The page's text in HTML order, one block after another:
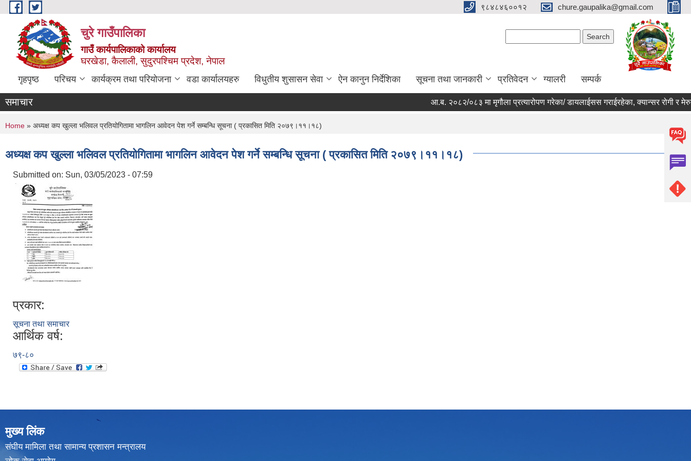
Skip to main content ९८४८४६००१२ chure.gaupalika@gmail.com
चुरे गाउँपालिका
गाउँ कार्यपालिकाको कार्यालय
घरखेडा, कैलाली, सुदुरपश्चिम प्रदेश, नेपाल
गृहपृष्ठ परिचय कार्यक्रम तथा परियोजना वडा कार्यालयहरु विधुतीय शुसासन सेवा ऐन कानुन निर्देशिका सूचना तथा जानकारी प्रतिवेदन ग्यालरी सम्पर्क
समाचार आ.ब. २०८२/०८३ मा मृगौला प्रत्यारोपण गरेका/ डायलाईसस गराईरहेका, क्यान्सर रोगी र
You are here
Home » अध्यक्ष कप खुल्ला भलिवल प्रतियोगितामा भागलिन आवेदन पेश गर्ने सम्बन्धि सूचना ( प्रकासित मिति २०७९।११।१८)
अध्यक्ष कप खुल्ला भलिवल प्रतियोगितामा भागलिन आवेदन पेश गर्ने सम्बन्धि सूचना ( प्रकासित मिति २०७९।११।१८)
Submitted on: Sun, 03/05/2023 - 07:59
प्रकार:
सूचना तथा समाचार
आर्थिक वर्ष:
७९-८०
मुख्य लिंक
संघीय मामिला तथा सामान्य प्रशासन मन्त्रालय